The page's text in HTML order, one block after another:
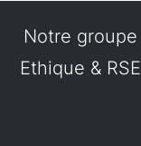
Notre groupe
Ethique & RSE